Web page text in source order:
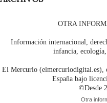
OTRA
Información internacional,
infancia,
El Mercurio (elmercuriodigital.es),
España bajo
©Desde
Otra